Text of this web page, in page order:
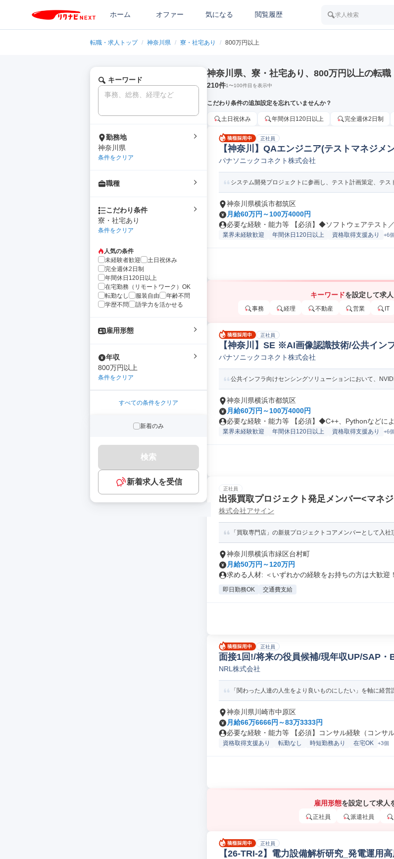
ホーム オファー 気になる 閲覧履歴 求人検索
転職・求人トップ / 神奈川県 / 寮・社宅あり / 800万円以上
キーワード
勤務地
神奈川県
条件をクリア
職種
こだわり条件
寮・社宅あり
条件をクリア
人気の条件
未経験者歓迎
土日祝休み
完全週休2日制
年間休日120日以上
在宅勤務（リモートワーク）OK
転勤なし
服装自由
年齢不問
学歴不問
語学力を活かせる
雇用形態
年収
800万円以上
条件をクリア
すべての条件をクリア
新着のみ
検索
新着求人を受信
神奈川県、寮・社宅あり、800万円以上の転職
210件1〜100件目を表示中
こだわり条件の追加設定を忘れていませんか？
土日祝休み 年間休日120日以上 完全週休2日制
正社員
【神奈川】QAエンジニア(テストマネジメ
ンジニア
パナソニックコネクト株式会社
システム開発プロジェクトに参画し、テスト計画策定、テ
神奈川県横浜市都筑区
月給60万円～100万4000円
必要な経験・能力等 【必須】◆ソフトウェアテスト
業界未経験歓迎 年間休日120日以上 資格取得支援あり +6個
キーワードを設定して求
事務 経理 不動産 営業 IT
正社員
【神奈川】SE ※AI画像認識技術/公共イン
IT研究開発
パナソニックコネクト株式会社
公共インフラ向けセンシングソリューションにおいて、
神奈川県横浜市都筑区
月給60万円～100万4000円
必要な経験・能力等 【必須】◆C++、Pythonなどによ
業界未経験歓迎 年間休日120日以上 資格取得支援あり +6個
正社員
出張買取プロジェクト発足メンバー<マネ
株式会社アサイン
「買取専門店」の新規プロジェクトコアメンバーとして入社
神奈川県横浜市緑区台村町
月給50万円～120万円
求める人材: ＜いずれかの経験をお持ちの方は大歓迎
即日勤務OK 交通費支給
正社員
面接1回!/将来の役員候補/現年収UP/SAP
ンサルタント
NRL株式会社
「関わった人達の人生をより良いものにしたい」を軸に経
神奈川県川崎市中原区
月給66万6666円～83万3333円
必要な経験・能力等 【必須】コンサル経験（コンサ
資格取得支援あり 転勤なし 時短勤務あり 在宅OK +3個
雇用形態を設定して求人
正社員 派遣社員
正社員
【26-TRI-2】電力設備解析研究_発電運用